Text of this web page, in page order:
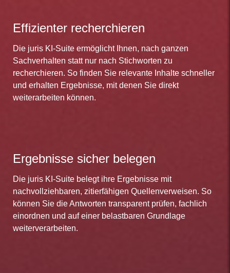
Effizienter recherchieren
Die juris KI-Suite ermöglicht Ihnen, nach ganzen
Sachverhalten statt nur nach Stichworten zu
recherchieren. So finden Sie relevante Inhalte schneller
und erhalten Ergebnisse, mit denen Sie direkt
weiterarbeiten können.
Ergebnisse sicher belegen
Die juris KI-Suite belegt ihre Ergebnisse mit
nachvollziehbaren, zitierfähigen Quellenverweisen. So
können Sie die Antworten transparent prüfen, fachlich
einordnen und auf einer belastbaren Grundlage
weiterverarbeiten.